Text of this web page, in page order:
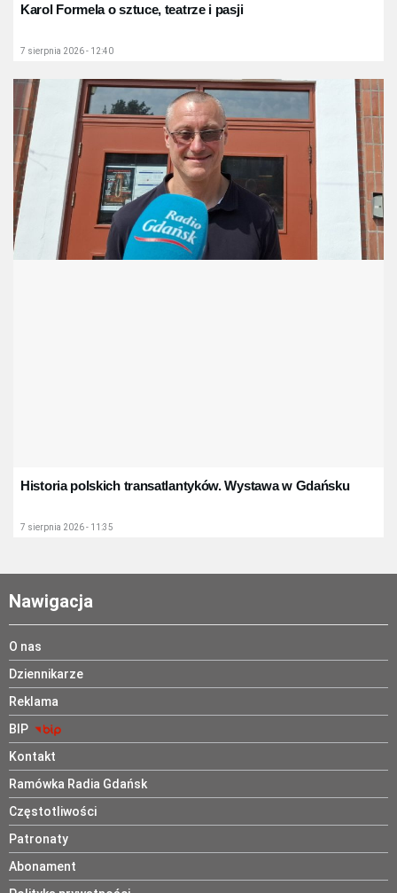
Karol Formela o sztuce, teatrze i pasji
7 sierpnia 2026 - 12:40
Historia polskich transatlantyków. Wystawa w Gdańsku
7 sierpnia 2026 - 11:35
Nawigacja
O nas
Dziennikarze
Reklama
BIP
Kontakt
Ramówka Radia Gdańsk
Częstotliwości
Patronaty
Abonament